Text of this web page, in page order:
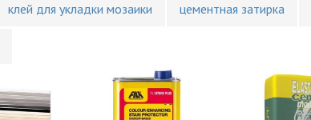
клей для укладки мозаики цементная затирка